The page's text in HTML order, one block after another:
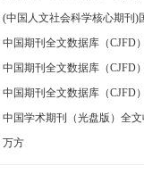
(中国人文社会科学核心期刊)
中国期刊全文数据库（CJFD
中国期刊全文数据库（CJFD
中国期刊全文数据库（CJFD
中国学术期刊（光盘版）全文
万方